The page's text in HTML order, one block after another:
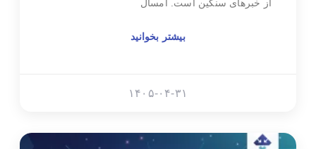
از خبرهای سنگین است. امسال
بیشتر بخوانید
۱۴۰۵-۰۴-۳۱